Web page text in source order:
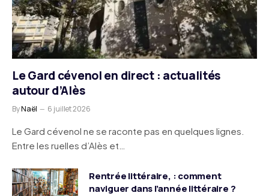
Le Gard cévenol en direct : actualités
autour d’Alès
ByNaël 6 juillet 2026
Le Gard cévenol ne se raconte pas en quelques lignes.
Entre les ruelles d’Alès et…
Rentrée littéraire, : comment
naviguer dans l’année littéraire ?